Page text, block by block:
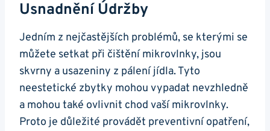
Usnadnění Údržby
Jedním ⁢z ⁤nejčastějších problémů, se kterými ⁣se
můžete setkat při čištění mikrovlnky, ⁢jsou
skvrny a ⁢usazeniny z pálení jídla. Tyto
neestetické zbytky mohou vypadat nevzhledně
a mohou také‌ ovlivnit chod ⁤vaší mikrovlnky.
Proto je důležité​ provádět preventivní opatření,